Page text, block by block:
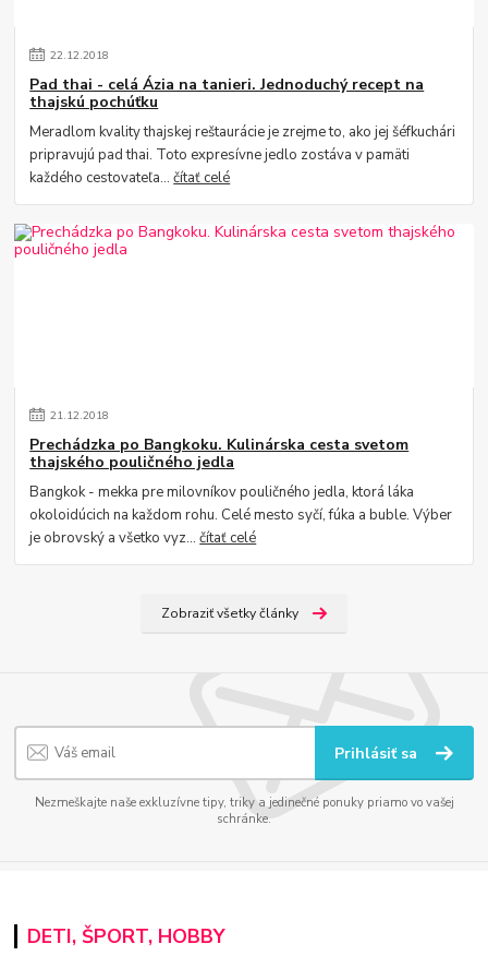
22.12.2018
Pad thai - celá Ázia na tanieri. Jednoduchý recept na
thajskú pochúťku
Meradlom kvality thajskej reštaurácie je zrejme to, ako jej šéfkuchári
pripravujú pad thai. Toto expresívne jedlo zostáva v pamäti
každého cestovateľa...čítať celé
21.12.2018
Prechádzka po Bangkoku. Kulinárska cesta svetom
thajského pouličného jedla
Bangkok - mekka pre milovníkov pouličného jedla, ktorá láka
okoloidúcich na každom rohu. Celé mesto syčí, fúka a buble. Výber
je obrovský a všetko vyz...čítať celé
Zobraziť všetky články
Prihlásiť sa
Nezmeškajte naše exkluzívne tipy, triky a jedinečné ponuky priamo vo vašej
schránke.
DETI, ŠPORT, HOBBY